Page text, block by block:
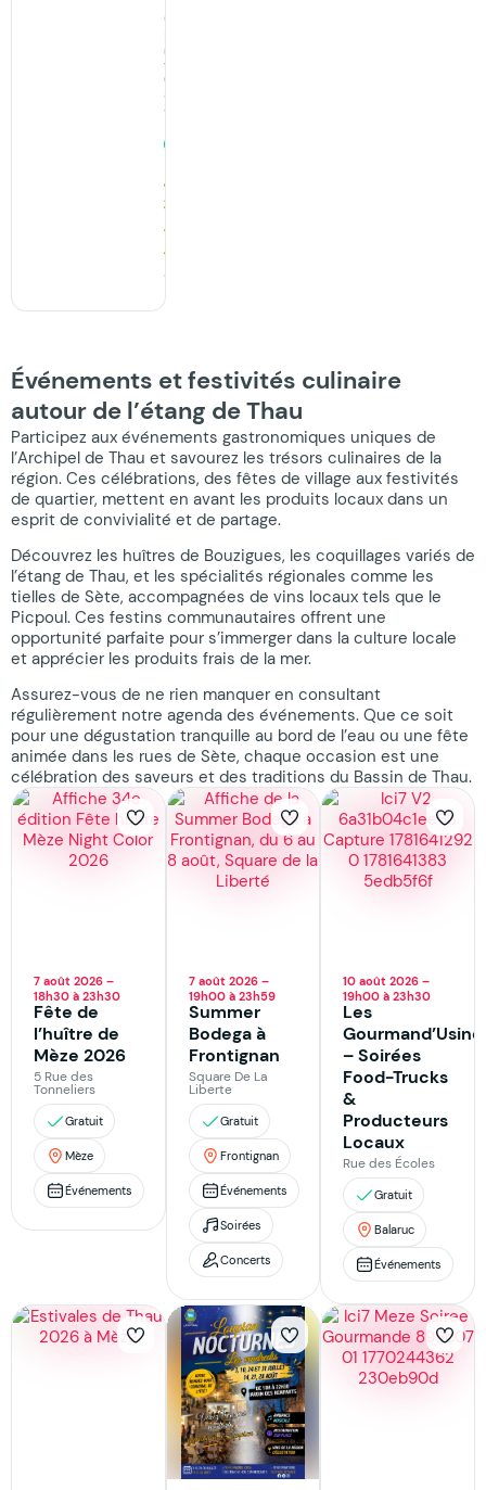
Caviste
un
verre,
Caviste
à
Sète
49
Événements et festivités culinaire
autour de l’étang de Thau
Participez aux événements gastronomiques uniques de
l’Archipel de Thau et savourez les trésors culinaires de la
région. Ces célébrations, des fêtes de village aux festivités
de quartier, mettent en avant les produits locaux dans un
esprit de convivialité et de partage.
Découvrez les huîtres de Bouzigues, les coquillages variés de
l’étang de Thau, et les spécialités régionales comme les
tielles de Sète, accompagnées de vins locaux tels que le
Picpoul. Ces festins communautaires offrent une
opportunité parfaite pour s’immerger dans la culture locale
et apprécier les produits frais de la mer.
Assurez-vous de ne rien manquer en consultant
régulièrement notre agenda des événements. Que ce soit
pour une dégustation tranquille au bord de l’eau ou une fête
animée dans les rues de Sète, chaque occasion est une
célébration des saveurs et des traditions du Bassin de Thau.
7 août 2026 –
18h30 à 23h30
Fête de
l’huître de
Mèze 2026
5 Rue des
Tonneliers
Gratuit
Mèze
Événements
7 août 2026 –
19h00 à 23h59
Summer
Bodega à
Frontignan
Square De La
Liberte
Gratuit
Frontignan
Événements
Soirées
Concerts
10 août 2026 –
19h00 à 23h30
Les
– Soirées
Food-Trucks
&
Producteurs
Locaux
Rue des Écoles
Gratuit
Balaruc
Événements